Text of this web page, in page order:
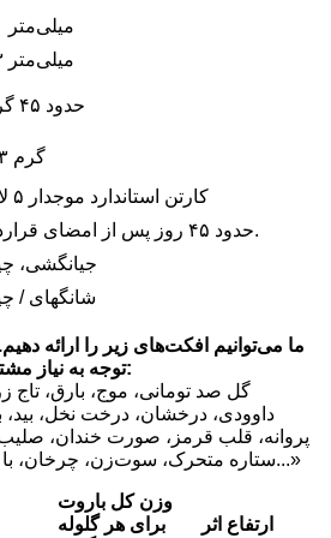
۵۰ میلی‌متر
۷۳ میلی‌متر
حدود ۴۵ گرم
۱.۳ گرم
کارتن استاندارد موجدار ۵ لایه
حدود ۴۵ روز پس از امضای قرارداد.
جیانگشی،
شانگهای /
ما می‌توانیم افکت‌های زیر را ارائه
توجه به نیاز مشتری سفارشی‌سازی کرد:
داوودی، درخشان، درخت نخل، بید،
پروانه، قلب قرمز، صورت خندان،
ستاره متحرک، سوت‌زن، چرخان، با گزارش، با دم، با مادگی...»
وزن کل باروت
برای هر گلوله
ارتفاع اثر